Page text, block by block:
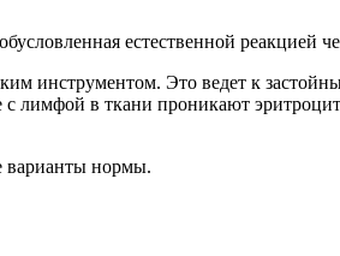
естественной реакцией
инструментом. Это ведет к
лимфой в ткани проникают
варианты нормы.